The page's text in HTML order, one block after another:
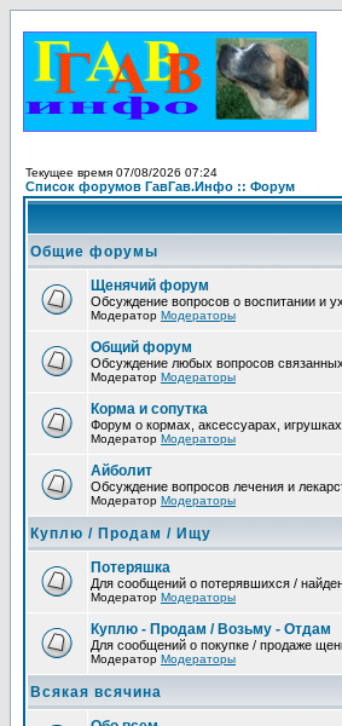
Текущее время 07/08/2026 07:24
Список форумов ГавГав.Инфо :: Форум
Общие форумы
Щенячий форум
Обсуждение вопросов о воспитании и
Модератор Модераторы
Общий форум
Обсуждение любых вопросов
Модератор Модераторы
Корма и сопутка
Форум о кормах, аксессуарах, игрушках
Модератор Модераторы
Айболит
Обсуждение вопросов лечения и
Модератор Модераторы
Куплю / Продам / Ищу
Потеряшка
Для сообщений о потерявшихся /
Модератор Модераторы
Куплю - Продам / Возьму - Отдам
Для сообщений о покупке / продаже
Модератор Модераторы
Всякая всячина